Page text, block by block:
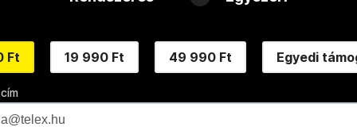
Ft 19 990 Ft 49 990 Ft Egyedi